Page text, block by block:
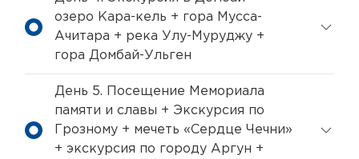
озеро Кара-кель + гора Мусса-
Ачитара + река Улу-Муруджу +
гора Домбай-Ульген
День 5. Посещение Мемориала
памяти и славы + Экскурсия по
Грозному + мечеть «Сердце Чечни»
+ экскурсия по городу Аргун +